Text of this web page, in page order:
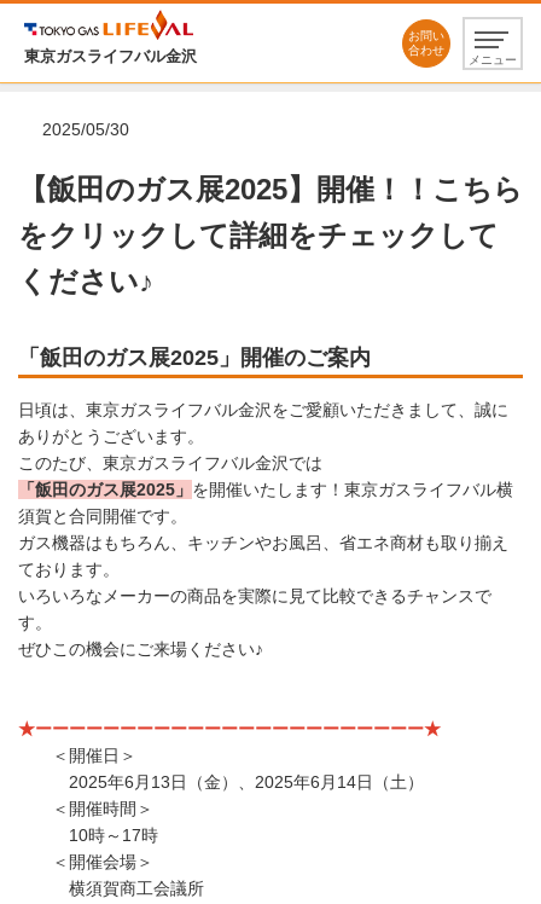
東京ガスライフバル金沢
お問い
合わせ
メニュー
2025/05/30
【飯田のガス展2025】開催！！こちら
をクリックして詳細をチェックして
ください♪
「飯田のガス展2025」開催のご案内
日頃は、東京ガスライフバル金沢をご愛顧いただきまして、誠に
ありがとうございます。
このたび、東京ガスライフバル金沢では
「飯田のガス展2025」 を開催いたします！東京ガスライフバル横
須賀と合同開催です。
ガス機器はもちろん、キッチンやお風呂、省エネ商材も取り揃え
ております。
いろいろなメーカーの商品を実際に見て比較できるチャンスで
す。
ぜひこの機会にご来場ください♪
★ーーーーーーーーーーーーーーーーーーーーーーー★
＜開催日＞
2025年6 月 13日（金）、 2025年6 月 14日（土）
＜開催時間＞
10時～ 17時
＜開催会場＞
横須賀商工会議所